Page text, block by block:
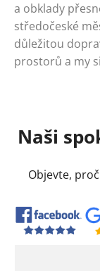
a obklady
středočeské
důležitou
prostorů a my
Naši
Objevte,